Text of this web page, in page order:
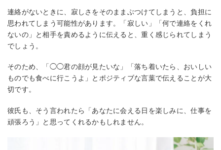
連絡がないときに、寂しさをそのままぶつけてしまうと、負担に
思われてしまう可能性があります。「寂しい」「何で連絡をくれ
ないの」と相手を責めるように伝えると、重く感じられてしまう
でしょう。
そのため、「◯◯君の顔が見たいな」「落ち着いたら、おいしい
ものでも食べに行こうよ」とポジティブな言葉で伝えることが大
切です。
彼氏も、そう言われたら「あなたに会える日を楽しみに、仕事を
頑張ろう」と思ってくれるかもしれません。